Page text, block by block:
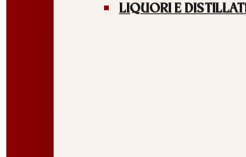
LIQUORI E DISTILLATI